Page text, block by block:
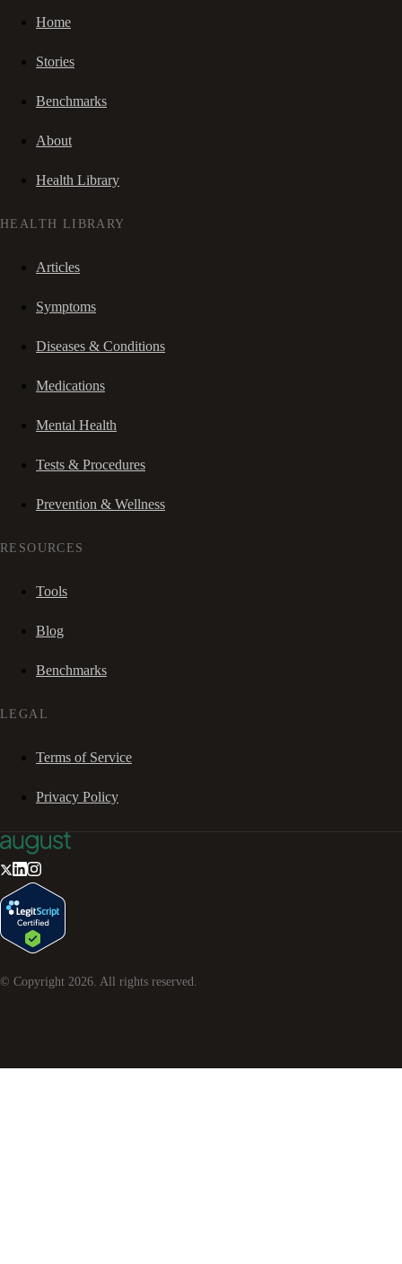
Home
Stories
Benchmarks
About
Health Library
HEALTH LIBRARY
Articles
Symptoms
Diseases & Conditions
Medications
Mental Health
Tests & Procedures
Prevention & Wellness
RESOURCES
Tools
Blog
Benchmarks
LEGAL
Terms of Service
Privacy Policy
© Copyright 2026 . All rights reserved.